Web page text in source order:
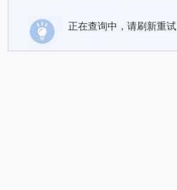
正在查询中，请刷新重试